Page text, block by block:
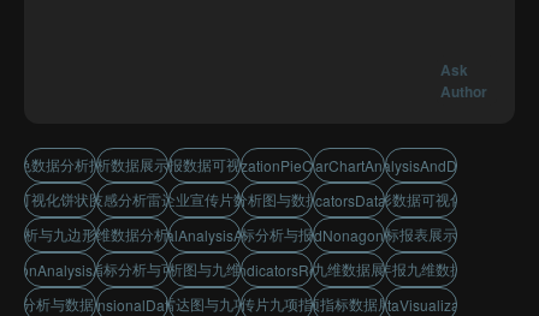
Ask
Author
蓝色数据分析报表
指标分析数据展示与汇报
企业年报数据可视化展示
dataVisualizationPieChartDisplay
hRadarChartAnalysis
可视化饼状图展示科技感分析雷达图
科技感企业宣传片数据展示
性能分析图与数据连线
nineIndicatorsDataDisplay
九边形数据可视化展示
分析与九边形能力图
九维数据分析图
nineDimensionalAnalysisAndVisualization
九维指标分析与报表汇报
dataAnalysisAndNonagonCapabilityChart
九项指标报表展示与分析
九维指标分析与可视化
科技分析图与九维能力图
nineDimensionalIndicatorsReportAndSummary
金色九维数据展示图企业年报九维数据汇报
维分析与数据图表
nineDimensionalDataAnalysis
数据雷达图与九项指标
企业宣传片九项指标展示
九项指标数据展示
nonagonDataVisualizationDisplay